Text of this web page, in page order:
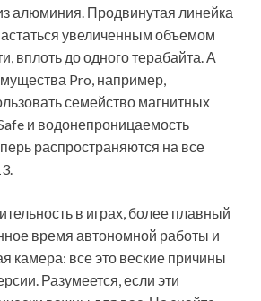
алюминия. Продвинутая линейка
увеличенным объемом
вплоть до одного терабайта. А
Pro, например,
семейство магнитных
и водонепроницаемость
распространяются на все
в играх, более плавный
время автономной работы и
камера: все это веские причины
Разумеется, если эти